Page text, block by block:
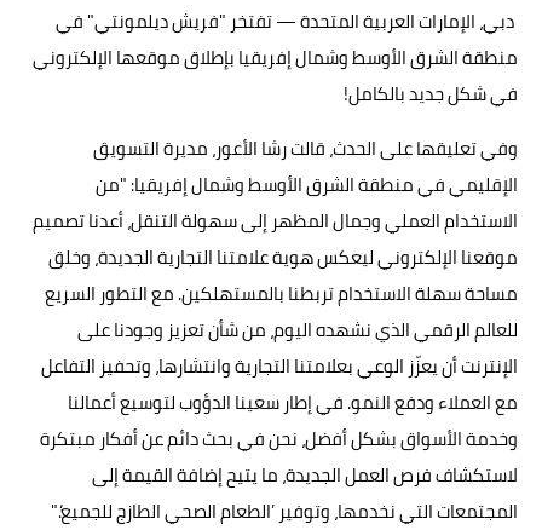
دبي، الإمارات العربية المتحدة — تفتخر "فريش ديلمونتي" في
منطقة الشرق الأوسط وشمال إفريقيا بإطلاق موقعها الإلكتروني
في شكل جديد بالكامل!
وفي تعليقها على الحدث، قالت رشا الأعور، مديرة التسويق
الإقليمي في منطقة الشرق الأوسط وشمال إفريقيا: "من
الاستخدام العملي وجمال المظهر إلى سهولة التنقل، أعدنا تصميم
موقعنا الإلكتروني ليعكس هوية علامتنا التجارية الجديدة، وخلق
مساحة سهلة الاستخدام تربطنا بالمستهلكين. مع التطور السريع
للعالم الرقمي الذي نشهده اليوم، من شأن تعزيز وجودنا على
الإنترنت أن يعزّز الوعي بعلامتنا التجارية وانتشارها، وتحفيز التفاعل
مع العملاء ودفع النمو. في إطار سعينا الدؤوب لتوسيع أعمالنا
وخدمة الأسواق بشكل أفضل، نحن في بحث دائم عن أفكار مبتكرة
لاستكشاف فرص العمل الجديدة، ما يتيح إضافة القيمة إلى
المجتمعات التي نخدمها، وتوفير ’الطعام الصحي الطازج للجميع‘."